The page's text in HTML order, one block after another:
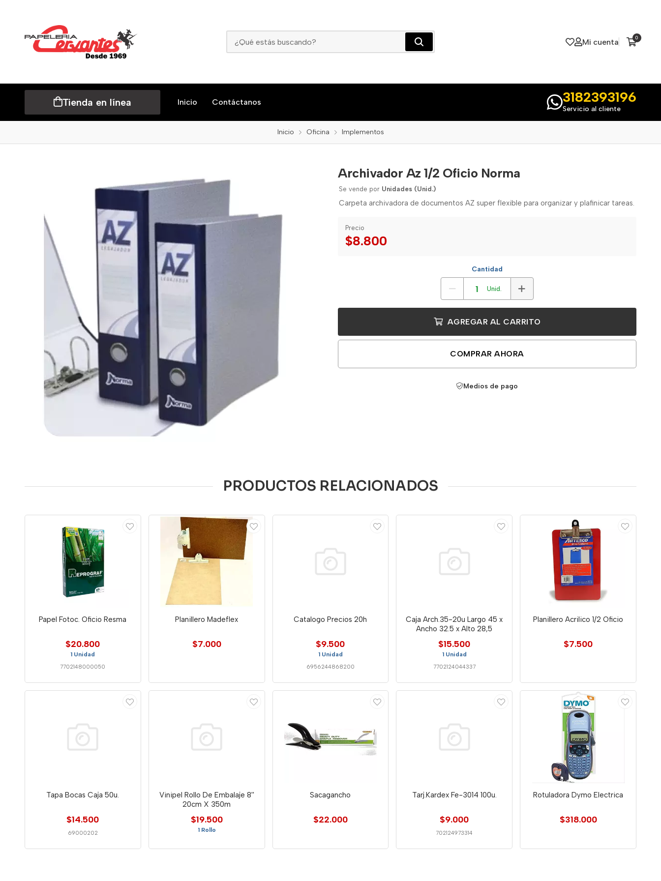
Mi cuenta 0
Tienda en línea Inicio Contáctanos 3182393196
Servicio al cliente
Inicio Oficina Implementos
Archivador Az 1/2 Oficio Norma
Se vende por Unidades (Unid.)
Carpeta archivadora de documentos AZ super flexible para organizar y plafinicar tareas.
Precio
$8.800
Cantidad
Unid.
AGREGAR AL CARRITO
COMPRAR AHORA
Medios de pago
PRODUCTOS RELACIONADOS
Papel Fotoc. Oficio Resma
$20.800
1 Unidad
7702148000050
Planillero Madeflex
$7.000
Catalogo Precios 20h
$9.500
1 Unidad
6956244868200
Caja Arch.35-20u Largo 45 x
Ancho 32.5 x Alto 28,5
$15.500
1 Unidad
7702124044337
Planillero Acrilico 1/2 Oficio
$7.500
Tapa Bocas Caja 50u.
$14.500
69000202
Vinipel Rollo De Embalaje 8''
20cm X 350m
$19.500
1 Rollo
Sacagancho
$22.000
Tarj.Kardex Fe-3014 100u.
$9.000
702124973314
Rotuladora Dymo Electrica
$318.000